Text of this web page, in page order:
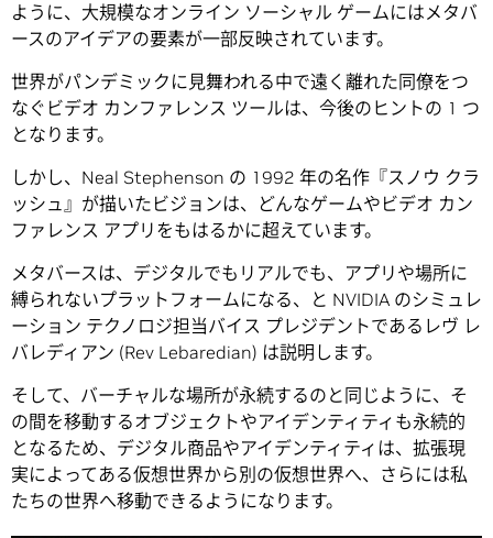
ように、大規模なオンライン ソーシャル ゲームにはメタバ
ースのアイデアの要素が一部反映されています。
世界がパンデミックに見舞われる中で遠く離れた同僚をつ
なぐビデオ カンファレンス ツールは、今後のヒントの 1 つ
となります。
しかし、Neal Stephenson の 1992 年の名作『スノウ クラ
ッシュ』が描いたビジョンは、どんなゲームやビデオ カン
ファレンス アプリをもはるかに超えています。
メタバースは、デジタルでもリアルでも、アプリや場所に
縛られないプラットフォームになる、と NVIDIA のシミュレ
ーション テクノロジ担当バイス プレジデントであるレヴ レ
バレディアン (Rev Lebaredian) は説明します。
そして、バーチャルな場所が永続するのと同じように、そ
の間を移動するオブジェクトやアイデンティティも永続的
となるため、デジタル商品やアイデンティティは、拡張現
実によってある仮想世界から別の仮想世界へ、さらには私
たちの世界へ移動できるようになります。